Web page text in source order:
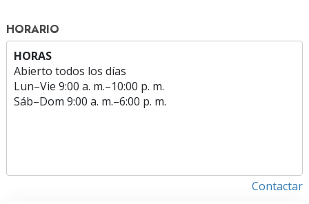
HORARIO
HORAS
Abierto todos los días
Lun–Vie 9:00 a. m.–10:00 p. m.
Sáb–Dom 9:00 a. m.–6:00 p. m.
Contactar